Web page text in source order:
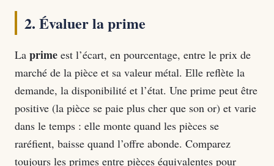
2. Évaluer la prime
La prime est l’écart, en pourcentage, entre le prix de
marché de la pièce et sa valeur métal. Elle reflète la
demande, la disponibilité et l’état. Une prime peut être
positive (la pièce se paie plus cher que son or) et varie
dans le temps : elle monte quand les pièces se
raréfient, baisse quand l’offre abonde. Comparez
toujours les primes entre pièces équivalentes pour